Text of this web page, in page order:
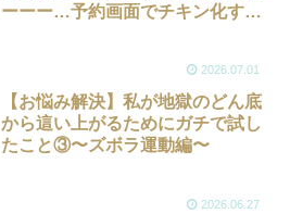
ーーー…予約画面でチキン化する
2026.07.01
【お悩み解決】私が地獄のどん底
から這い上がるためにガチで試し
たこと③〜ズボラ運動編〜
2026.06.27